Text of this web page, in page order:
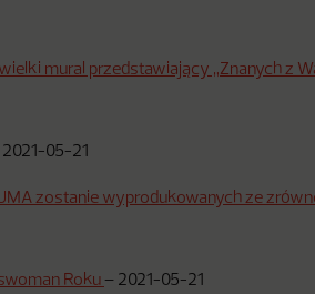
mural przedstawiający „Znanych z
2021-05-21
zostanie wyprodukowanych ze
Roku – 2021-05-21